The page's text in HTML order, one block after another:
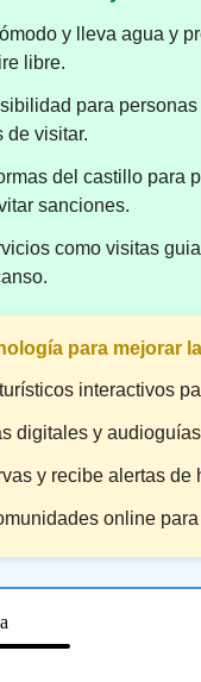
y lleva agua y
libre.
para
de visitar.
del castillo para
sanciones.
como visitas
para mejorar
interactivos
digitales y
y recibe alertas
online